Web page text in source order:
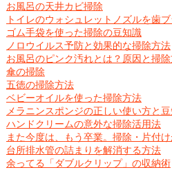
お風呂の天井カビ掃除
トイレのウォシュレットノズルを歯
ゴム手袋を使った掃除の豆知識
ノロウイルス予防と効果的な掃除方法
お風呂のピンク汚れとは？原因と掃
傘の掃除
五徳の掃除方法
ベビーオイルを使った掃除方法
メラニンスポンジの正しい使い方と
ハンドクリームの意外な掃除活用法
また今度は、もう卒業。掃除・片付
台所排水管の詰まりを解消する方法
余ってる「ダブルクリップ」の収納術